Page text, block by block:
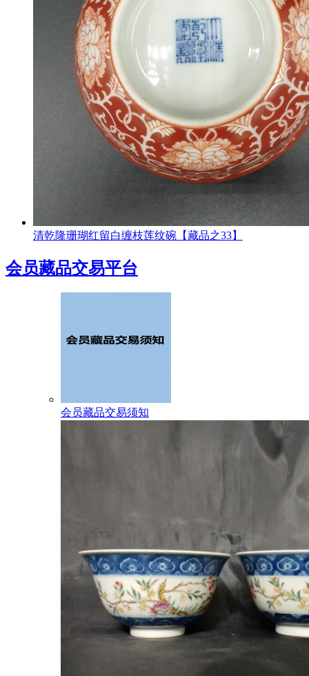
清乾隆珊瑚红留白缠枝莲纹碗【藏品之33】
会员藏品交易平台
会员藏品交易须知